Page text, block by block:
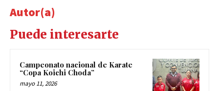
Autor(a)
Puede interesarte
Campeonato nacional de Karate
“Copa Koichi Choda”
mayo 11, 2026